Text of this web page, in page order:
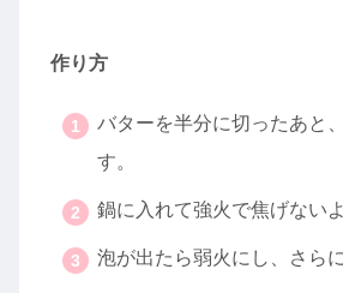
作り方
バターを半分に切ったあと
す。
鍋に入れて強火で焦げない
泡が出たら弱火にし、さら